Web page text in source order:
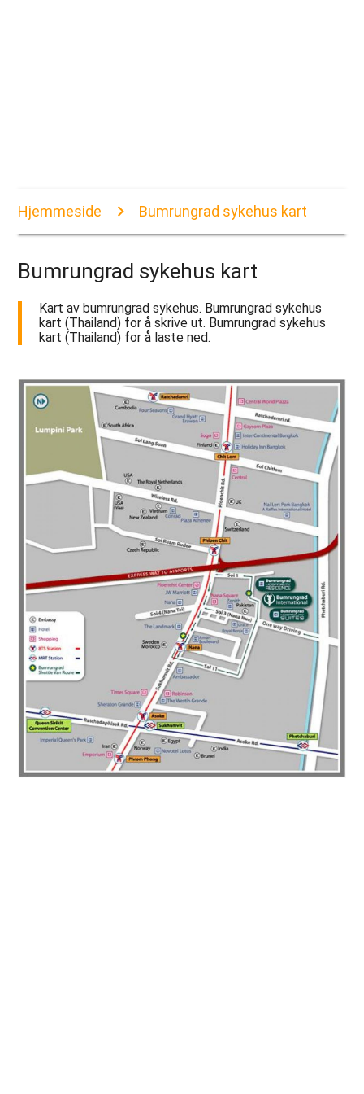
Hjemmeside Bumrungrad sykehus kart
Bumrungrad sykehus kart
Kart av bumrungrad sykehus. Bumrungrad sykehus
kart (Thailand) for å skrive ut. Bumrungrad sykehus
kart (Thailand) for å laste ned.